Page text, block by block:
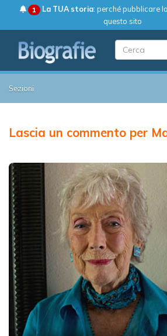
1 La TUA storia: perché pubblicare
questo sito
Sezioni
Lascia un commento per